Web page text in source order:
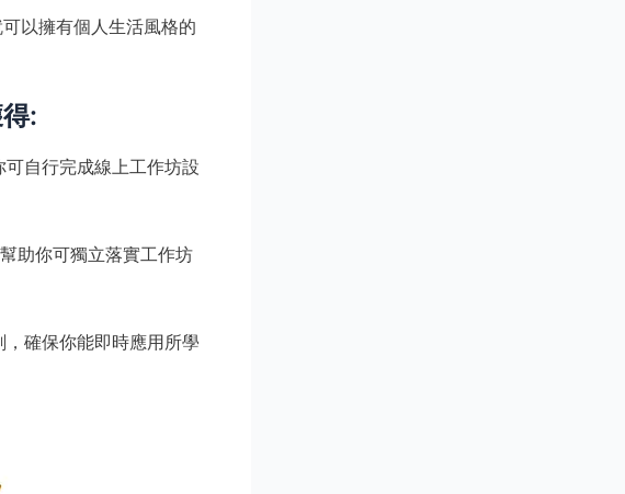
以擁有個人生活風格的
:
自行完成線上工作坊設
助你可獨立落實工作坊
確保你能即時應用所學